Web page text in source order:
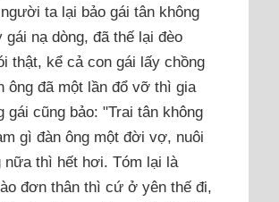
ta lại bảo gái tân không
gái nạ dòng, đã thế lại đèo
thật, kể cả con gái lấy chồng
ông đã một lần đổ vỡ thì gia
gái cũng bảo: "Trai tân không
gì đàn ông một đời vợ, nuôi
nữa thì hết hơi. Tóm lại là
đơn thân thì cứ ở yên thế đi,